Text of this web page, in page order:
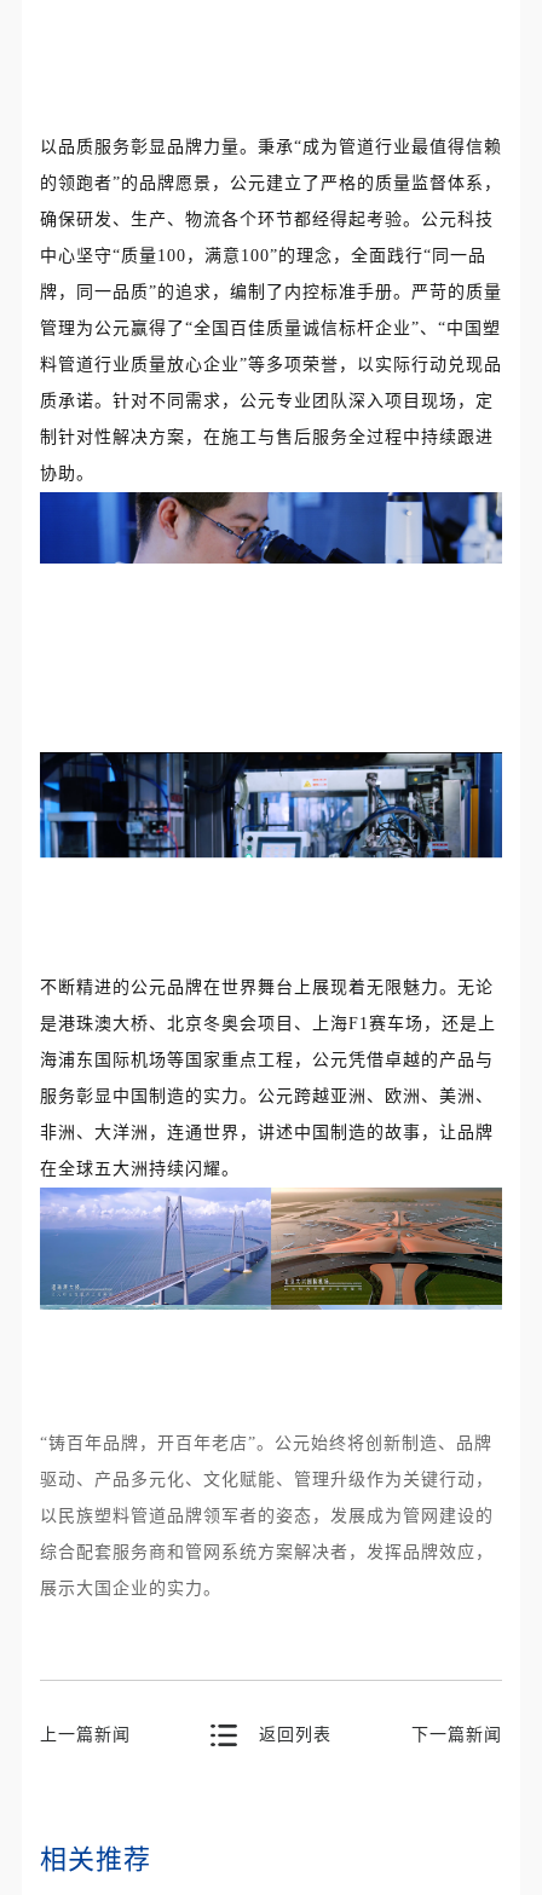
以品质服务彰显品牌力量。秉承“成为管道行业最值得信赖
的领跑者”的品牌愿景，公元建立了严格的质量监督体系，
确保研发、生产、物流各个环节都经得起考验。公元科技
中心坚守“质量100，满意100”的理念，全面践行“同一品
牌，同一品质”的追求，编制了内控标准手册。严苛的质量
管理为公元赢得了“全国百佳质量诚信标杆企业”、“中国塑
料管道行业质量放心企业”等多项荣誉，以实际行动兑现品
质承诺。针对不同需求，公元专业团队深入项目现场，定
制针对性解决方案，在施工与售后服务全过程中持续跟进
协助。
不断精进的公元品牌在世界舞台上展现着无限魅力。无论
是港珠澳大桥、北京冬奥会项目、上海F1赛车场，还是上
海浦东国际机场等国家重点工程，公元凭借卓越的产品与
服务彰显中国制造的实力。公元跨越亚洲、欧洲、美洲、
非洲、大洋洲，连通世界，讲述中国制造的故事，让品牌
在全球五大洲持续闪耀。
“铸百年品牌，开百年老店”。公元始终将创新制造、品牌
驱动、产品多元化、文化赋能、管理升级作为关键行动，
以民族塑料管道品牌领军者的姿态，发展成为管网建设的
综合配套服务商和管网系统方案解决者，发挥品牌效应，
展示大国企业的实力。
上一篇新闻 返回列表 下一篇新闻
相关推荐